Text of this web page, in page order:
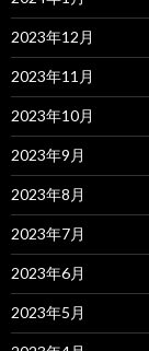
2023年12月
2023年11月
2023年10月
2023年9月
2023年8月
2023年7月
2023年6月
2023年5月